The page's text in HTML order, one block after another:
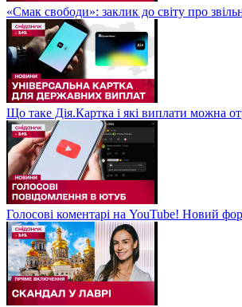
«Смак свободи»: заклик до світу про
Що таке Дія.Картка і які виплати можна
Голосові коментарі на YouTube! Новий